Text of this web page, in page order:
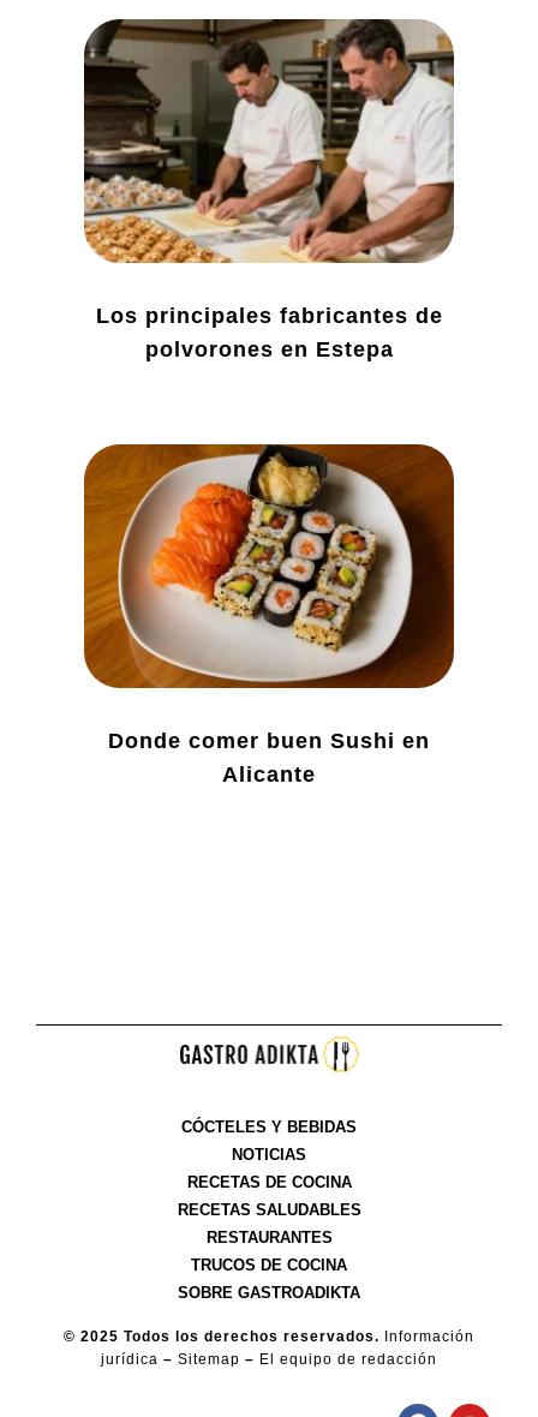
Los principales fabricantes de
polvorones en Estepa
Donde comer buen Sushi en
Alicante
CÓCTELES Y BEBIDAS
NOTICIAS
RECETAS DE COCINA
RECETAS SALUDABLES
RESTAURANTES
TRUCOS DE COCINA
SOBRE GASTROADIKTA
© 2025 Todos los derechos reservados. Información
jurídica – Sitemap – El equipo de redacción